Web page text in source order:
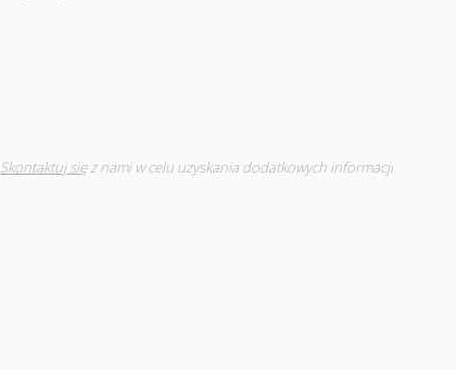
Skontaktuj sięz nami w celu uzyskania dodatkowych informacji